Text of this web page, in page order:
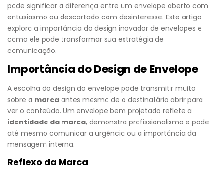
pode significar a diferença entre um envelope aberto com
entusiasmo ou descartado com desinteresse. Este artigo
explora a importância do design inovador de envelopes e
como ele pode transformar sua estratégia de
comunicação.
Importância do Design de Envelope
A escolha do design do envelope pode transmitir muito
sobre a marca antes mesmo de o destinatário abrir para
ver o conteúdo. Um envelope bem projetado reflete a
identidade da marca, demonstra profissionalismo e pode
até mesmo comunicar a urgência ou a importância da
mensagem interna.
Reflexo da Marca